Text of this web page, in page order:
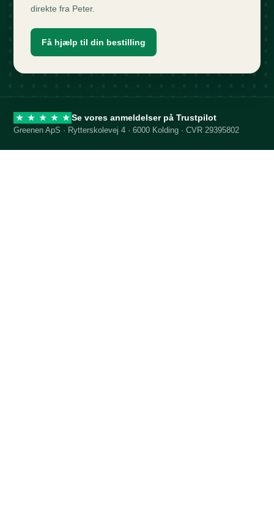
direkte fra Peter.
Få hjælp til din bestilling
Greenen ApS · Rytterskolevej 4 · 6000 Kolding · CVR 29395802
★ ★ ★ ★ ★ Se vores anmeldelser på Trustpilot